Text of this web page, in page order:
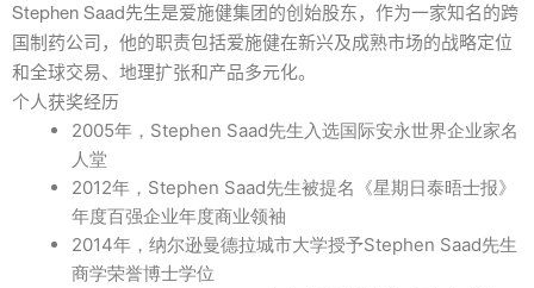
Stephen Saad先生是爱施健集团的创始股东，作为一家知名的跨
国制药公司，他的职责包括爱施健在新兴及成熟市场的战略定位
和全球交易、地理扩张和产品多元化。
个人获奖经历
2005年，Stephen Saad先生入选国际安永世界企业家名
人堂
2012年，Stephen Saad先生被提名《星期日泰晤士报》
年度百强企业年度商业领袖
2014年，纳尔逊曼德拉城市大学授予Stephen Saad先生
商学荣誉博士学位